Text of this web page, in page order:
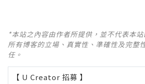
*本站之內容由作者所提供，並不代表本
所有博客的立場、真實性、準確性及完整
任。
【 U Creator 招募 】